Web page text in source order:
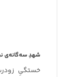
اعتدال
شهدِ سه‌گانه‌ی
خستگیِ